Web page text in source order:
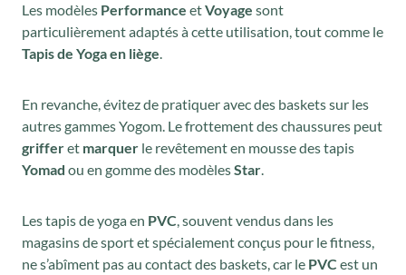
Les modèles Performance etVoyage sont
particulièrement adaptés à cette utilisation, tout comme le
Tapis de Yoga en liège.
En revanche, évitez de pratiquer avec des baskets sur les
autres gammes Yogom. Le frottement des chaussures peut
grifferet marquer le revêtement en mousse des tapis
Yomad ou en gomme des modèlesStar.
Les tapis de yoga en PVC, souvent vendus dans les
magasins de sport et spécialement conçus pour le fitness,
ne s’abîment pas au contact des baskets, car le PVC est un